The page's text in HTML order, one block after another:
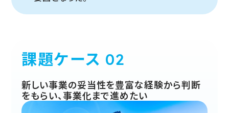
課題ケース
新しい事業の妥当性を豊富な経験から判断
をもらい、事業化まで進めたい